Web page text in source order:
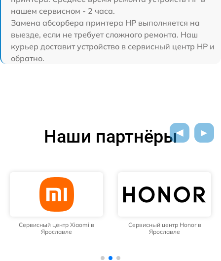
нашем сервисном - 2 часа.
Замена абсорбера принтера HP выполняется на
выезде, если не требует сложного ремонта. Наш
курьер доставит устройство в сервисный центр HP и
обратно.
Наши партнёры
Сервисный центр Xiaomi в
Ярославле
Сервисный центр Honor в
Ярославле